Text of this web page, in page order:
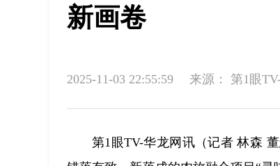
新画卷
2025-11-03 22:55:59 来源： 第1眼
第1眼TV-华龙网讯（记者 林森